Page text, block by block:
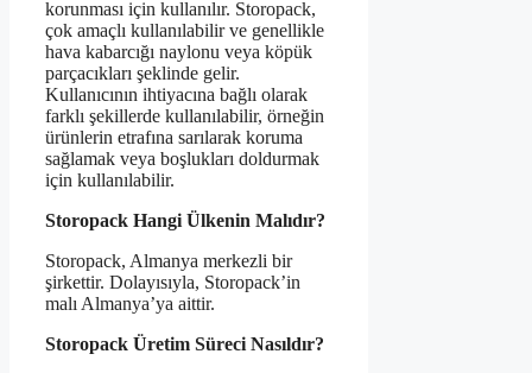
korunması için kullanılır. Storopack,
çok amaçlı kullanılabilir ve genellikle
hava kabarcığı naylonu veya köpük
parçacıkları şeklinde gelir.
Kullanıcının ihtiyacına bağlı olarak
farklı şekillerde kullanılabilir, örneğin
ürünlerin etrafına sarılarak koruma
sağlamak veya boşlukları doldurmak
için kullanılabilir.
Storopack Hangi Ülkenin Malıdır?
Storopack, Almanya merkezli bir
şirkettir. Dolayısıyla, Storopack’in
malı Almanya’ya aittir.
Storopack Üretim Süreci Nasıldır?